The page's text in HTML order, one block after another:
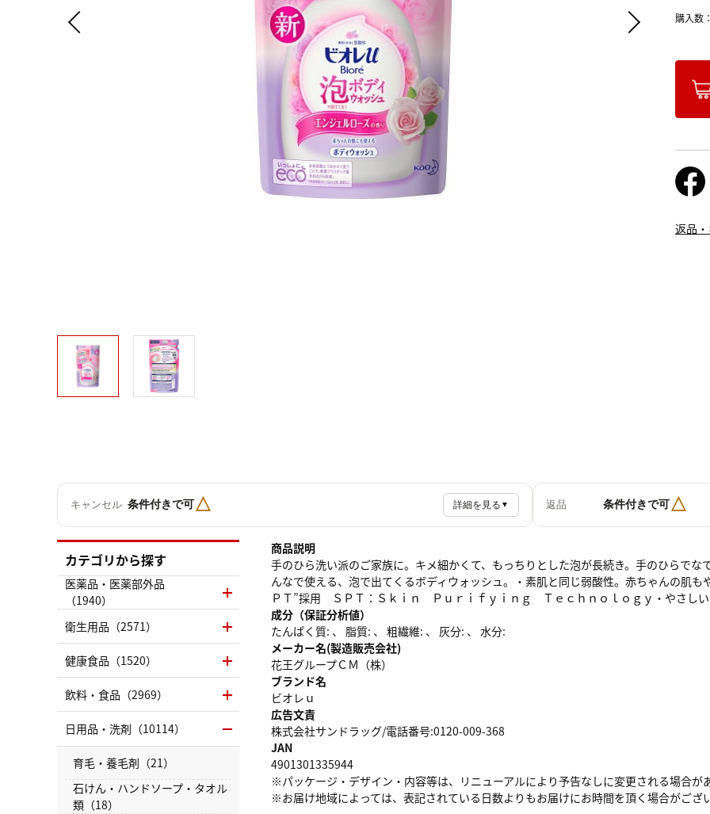
購入数
返品
キャンセル 条件付きで可△ 詳細を見る ▼ 返品 条件付きで可△
商品説明
手のひら洗い派のご家族に。キメ細かくて、もっちりとした泡が長続き。手のひらで
んなで使える、泡で出てくるボディウォッシュ。・素肌と同じ弱酸性。赤ちゃんの肌
ＰＴ”採用 ＳＰＴ：Ｓｋｉｎ Ｐｕｒｉｆｙｉｎｇ Ｔｅｃｈｎｏｌｏｇｙ・やさし
成分（保証分析値）
たんぱく質: 、 脂質: 、 粗繊維: 、 灰分: 、 水分:
メーカー名(製造販売会社)
花王グループＣＭ（株）
ブランド名
ビオレｕ
広告文責
株式会社サンドラッグ/電話番号:0120-009-368
JAN
4901301335944
※パッケージ・デザイン・内容等は、リニューアルにより予告なしに変更される場合が
※お届け地域によっては、表記されている日数よりもお届けにお時間を頂く場合がござ
カテゴリから探す
医薬品・医薬部外品
（1940）
衛生用品（2571）
健康食品（1520）
飲料・食品（2969）
日用品・洗剤（10114）
育毛・養毛剤（21）
石けん・ハンドソープ・タオル
類（18）